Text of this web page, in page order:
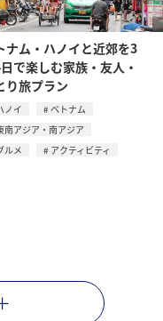
ナム・ハノイと近郊を3
で楽しむ家族・友人・
り旅プラン
ノイ
ベトナム
南アジア・南アジア
ルメ
アクティビティ